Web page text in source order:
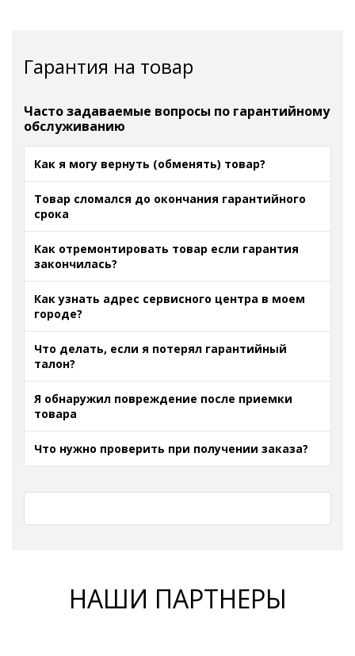
Гарантия на товар
Часто задаваемые вопросы по гарантийному
обслуживанию
Как я могу вернуть (обменять) товар?
Товар сломался до окончания гарантийного
срока
Как отремонтировать товар если гарантия
закончилась?
Как узнать адрес сервисного центра в моем
городе?
Что делать, если я потерял гарантийный
талон?
Я обнаружил повреждение после приемки
товара
Что нужно проверить при получении заказа?
НАШИ ПАРТНЕРЫ